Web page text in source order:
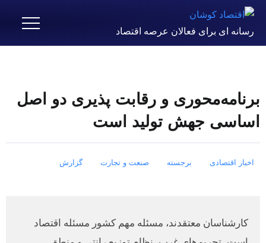
رسانه ای برای فعالان عرصه اقتصاد
برنامه‌محوری و رقابت پذیری دو اصل
اساسی جهش تولید است
اخبار اقتصادی برجسته صنعت و تجارت گزارش
کارشناسان معتقدند، مسئله مهم کشور مسئله اقتصاد